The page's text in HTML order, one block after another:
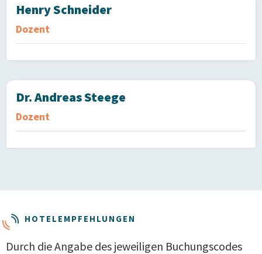
Henry Schneider
Dozent
Dr. Andreas Steege
Dozent
HOTELEMPFEHLUNGEN
Durch die Angabe des jeweiligen Buchungscodes